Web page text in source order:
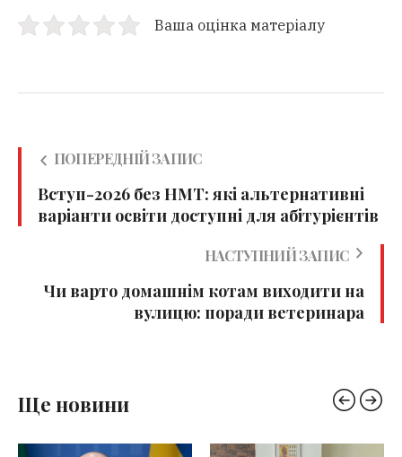
Ваша оцінка матеріалу
ПОПЕРЕДНІЙ ЗАПИС
Вступ-2026 без НМТ: які альтернативні
варіанти освіти доступні для абітурієнтів
НАСТУПНИЙ ЗАПИС
Чи варто домашнім котам виходити на
вулицю: поради ветеринара
Ще новини